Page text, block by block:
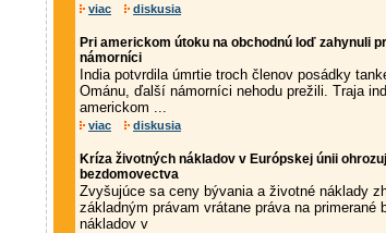
viac diskusia
Pri americkom útoku na obchodnú loď zahynuli
námorníci
India potvrdila úmrtie troch členov posádky
Ománu, ďalší námorníci nehodu prežili. Traja
americkom ...
viac diskusia
Kríza životných nákladov v Európskej únii
bezdomovectva
Zvyšujúce sa ceny bývania a životné náklady
základným právam vrátane práva na
nákladov v